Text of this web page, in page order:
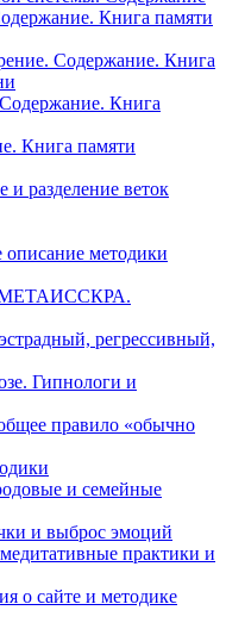
Книга памяти
Содержание. Книга
Книга
Книга памяти
разделение веток
методики
МЕТАИССКРА.
регрессивный,
Гипнологи и
правило «обычно
и семейные
и выброс эмоций
практики и
о сайте и методике